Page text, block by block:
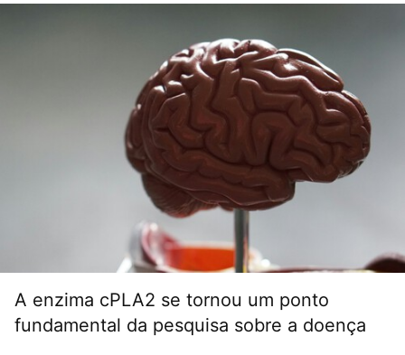
A enzima cPLA2 se tornou um ponto
fundamental da pesquisa sobre a doença